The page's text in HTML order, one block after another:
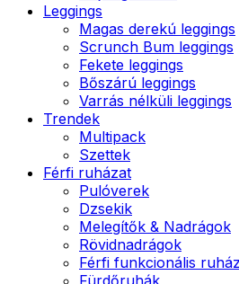
Leggings
Magas derekú leggings
Scrunch Bum leggings
Fekete leggings
Bőszárú leggings
Varrás nélküli leggings
Trendek
Multipack
Szettek
Férfi ruházat
Pulóverek
Dzsekik
Melegítők & Nadrágok
Rövidnadrágok
Férfi funkcionális
Fürdőruhák